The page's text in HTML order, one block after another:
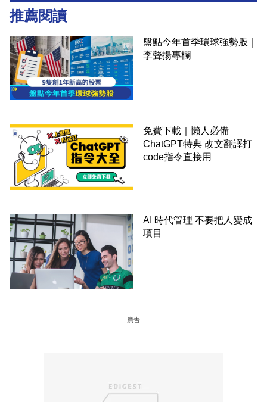
推薦閱讀
盤點今年首季環球強勢股｜
李聲揚專欄
免費下載｜懶人必備
ChatGPT特典 改文翻譯打
code指令直接用
AI 時代管理 不要把人變成
項目
廣告